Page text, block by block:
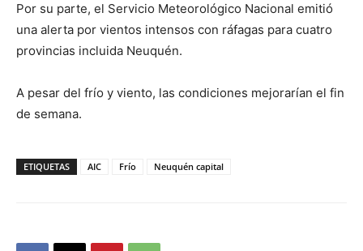
Por su parte, el Servicio Meteorológico Nacional emitió
una alerta por vientos intensos con ráfagas para cuatro
provincias incluida Neuquén.
A pesar del frío y viento, las condiciones mejorarían el fin
de semana.
ETIQUETAS AIC Frío Neuquén capital